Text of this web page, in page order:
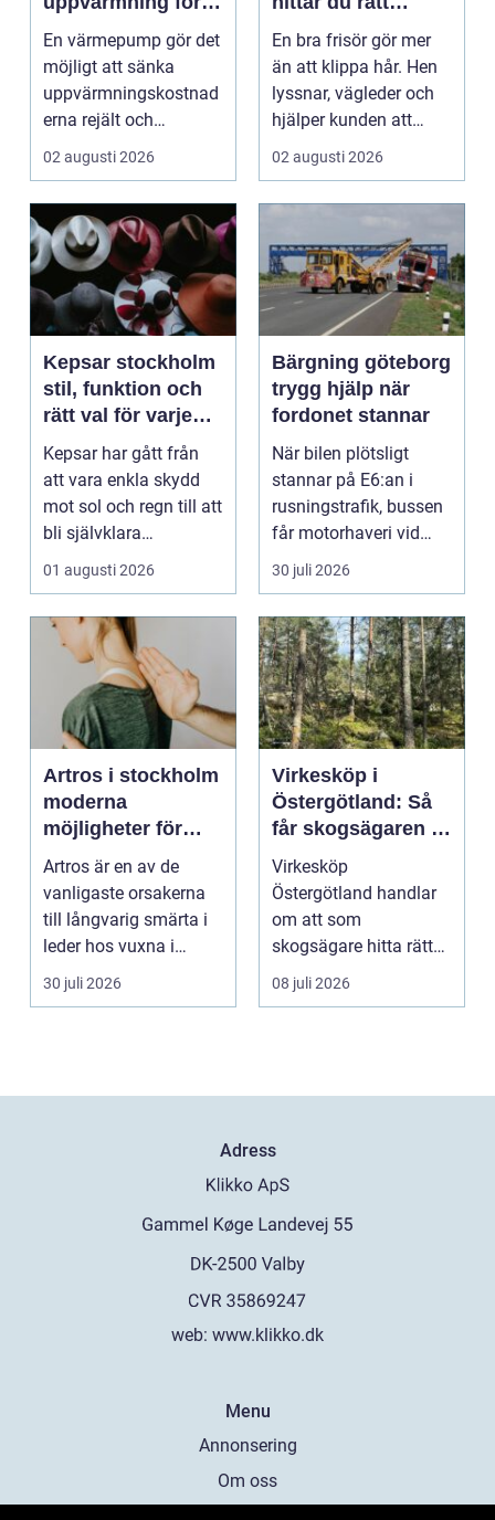
moderna hem
En värmepump gör det
möjligt att sänka
uppvärmningskostnad
erna rejält och
samtidigt få ett
02 augusti 2026
salong för stil,
kvalitet och känsla
En bra frisör gör mer
än att klippa hår. Hen
lyssnar, vägleder och
hjälper kunden att
känna sig tryg...
02 augusti 2026
Kepsar stockholm
stil, funktion och
rätt val för varje
huvud
Kepsar har gått från
att vara enkla skydd
mot sol och regn till att
bli självklara
modeplagg i stors...
01 augusti 2026
Bärgning göteborg
trygg hjälp när
fordonet stannar
När bilen plötsligt
stannar på E6:an i
rusningstrafik, bussen
får motorhaveri vid
hållplatsen eller ...
30 juli 2026
Artros i stockholm
moderna
möjligheter för
mindre smärta och
mer rörelse
Artros är en av de
vanligaste orsakerna
till långvarig smärta i
leder hos vuxna i
Sverige. Många i S...
30 juli 2026
Virkesköp i
Östergötland: Så
får skogsägaren ut
mer av sin skog
Virkesköp
Östergötland handlar
om att som
skogsägare hitta rätt
köpare...
08 juli 2026
Adress
web: www.klikko.dk
Menu
Annonsering
Om oss